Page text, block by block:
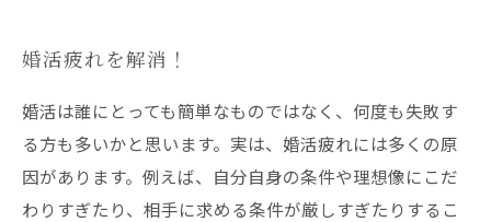
婚活疲れを解消！
婚活は誰にとっても簡単なものではなく、何度も失敗す
る方も多いかと思います。実は、婚活疲れには多くの原
因があります。例えば、自分自身の条件や理想像にこだ
わりすぎたり、相手に求める条件が厳しすぎたりするこ